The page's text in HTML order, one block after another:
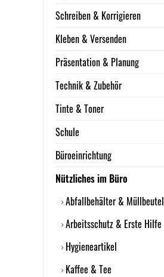
Schreiben & Korrigieren
Kleben & Versenden
Präsentation & Planung
Technik & Zubehör
Tinte & Toner
Schule
Büroeinrichtung
Nützliches im Büro
Abfallbehälter & Müllbeutel
Arbeitsschutz & Erste Hilfe
Hygieneartikel
Kaffee & Tee